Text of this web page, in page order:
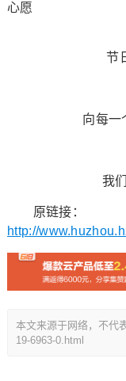
心愿
节
向每一
我
原链接：
http://
本文来源于网络，不代
19-6963-0.html